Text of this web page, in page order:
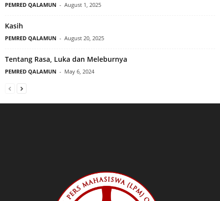
PEMRED QALAMUN - August 1, 2025
Kasih
PEMRED QALAMUN - August 20, 2025
Tentang Rasa, Luka dan Meleburnya
PEMRED QALAMUN - May 6, 2024